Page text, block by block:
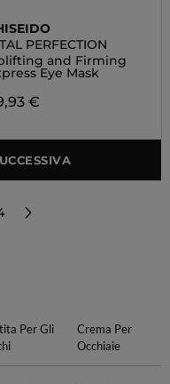
PERFECTION
and Firming
Eye Mask
€
Per Gli
Crema Per
Occhiaie